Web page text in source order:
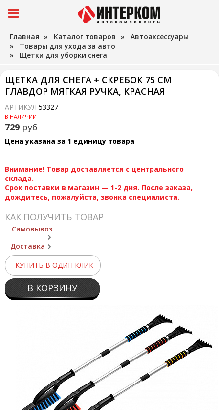
Главная » Каталог товаров » Автоаксессуары
» Товары для ухода за авто
» Щетки для уборки снега
ЩЕТКА ДЛЯ СНЕГА + СКРЕБОК 75 СМ
ГЛАВДОР МЯГКАЯ РУЧКА, КРАСНАЯ
АРТИКУЛ 53327
В НАЛИЧИИ
729 руб
Цена указана за 1 единицу товара
Внимание! Товар доставляется с центрального
склада.
Срок поставки в магазин — 1-2 дня. После заказа,
дождитесь, пожалуйста, звонка специалиста.
КАК ПОЛУЧИТЬ ТОВАР
Самовывоз
Доставка
КУПИТЬ В ОДИН КЛИК
В КОРЗИНУ